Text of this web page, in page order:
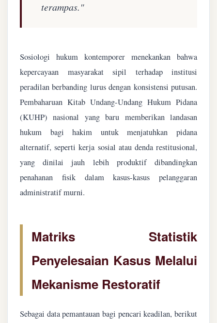
terampas."
Sosiologi hukum kontemporer menekankan bahwa
kepercayaan masyarakat sipil terhadap institusi
peradilan berbanding lurus dengan konsistensi putusan.
Pembaharuan Kitab Undang-Undang Hukum Pidana
(KUHP) nasional yang baru memberikan landasan
hukum bagi hakim untuk menjatuhkan pidana
alternatif, seperti kerja sosial atau denda restitusional,
yang dinilai jauh lebih produktif dibandingkan
penahanan fisik dalam kasus-kasus pelanggaran
administratif murni.
Matriks Statistik
Penyelesaian Kasus Melalui
Mekanisme Restoratif
Sebagai data pemantauan bagi pencari keadilan, berikut